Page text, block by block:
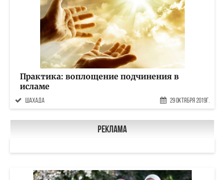
Практика: воплощение подчинения в
исламе
шахада 29 Октября 2019г.
Реклама